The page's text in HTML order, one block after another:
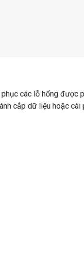
các lỗ hổng được
cắp dữ liệu hoặc cài